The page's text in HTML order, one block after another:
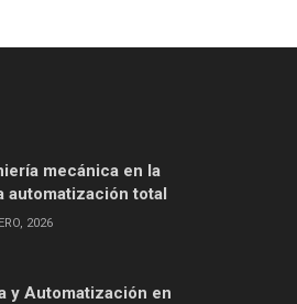
mecánica en la
automatización total
2026
y Automatización en